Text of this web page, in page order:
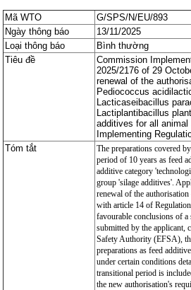
Mã WTO
G/SPS/N/EU/893
Ngày thông báo
13/11/2025
Loại thông báo
Bình thường
Tiêu đề
Commission
2025/2176 of 29
renewal of the
Pediococcus
Lacticaseibacillus
Lactiplantibacillus
additives for all
Implementing
Tóm tắt
The preparations covered
period of 10 years as feed
additive category
group 'silage additives'.
renewal of the
with article 14 of
favourable conclusions of a
submitted by the applicant,
Safety Authority (EFSA),
preparations as feed
under certain conditions
transitional period is
the new authorisation's